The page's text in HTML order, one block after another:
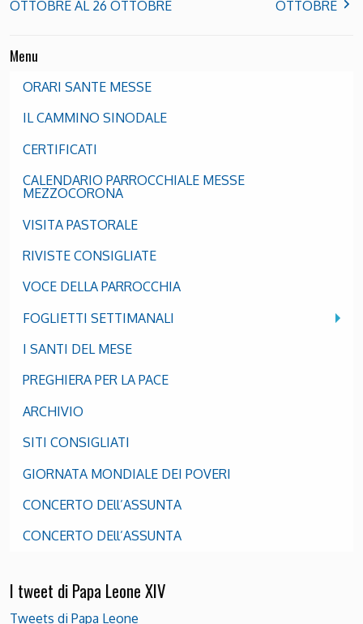
OTTOBRE AL 26 OTTOBRE OTTOBRE
Menu
ORARI SANTE MESSE
IL CAMMINO SINODALE
CERTIFICATI
CALENDARIO PARROCCHIALE MESSE
MEZZOCORONA
VISITA PASTORALE
RIVISTE CONSIGLIATE
VOCE DELLA PARROCCHIA
FOGLIETTI SETTIMANALI
I SANTI DEL MESE
PREGHIERA PER LA PACE
ARCHIVIO
SITI CONSIGLIATI
GIORNATA MONDIALE DEI POVERI
CONCERTO DEll’ASSUNTA
CONCERTO DEll’ASSUNTA
I tweet di Papa Leone XIV
Tweets di Papa Leone